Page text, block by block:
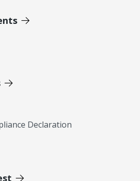
Declaration